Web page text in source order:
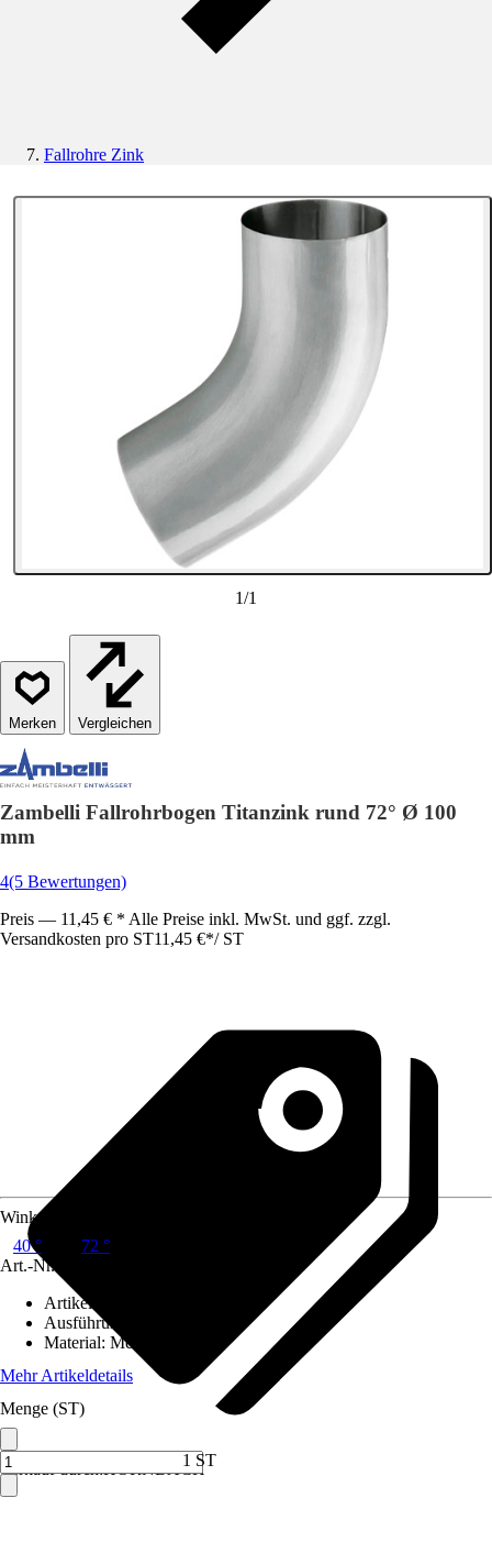
Fallrohre Zink
1/1
Vergleichen
Zambelli Fallrohrbogen Titanzink rund 72° Ø 100
mm
4(5 Bewertungen)
Preis — 11,45 € * Alle Preise inkl. MwSt. und ggf. zzgl.
Versandkosten pro ST11,45 €*/ ST
Verkauf durch:HORNBACH
Winkel
40 °
72 °
Art.-Nr.
Artikeltyp
Ausführung
Material: Metall
Mehr Artikeldetails
Menge (ST)
1 ST